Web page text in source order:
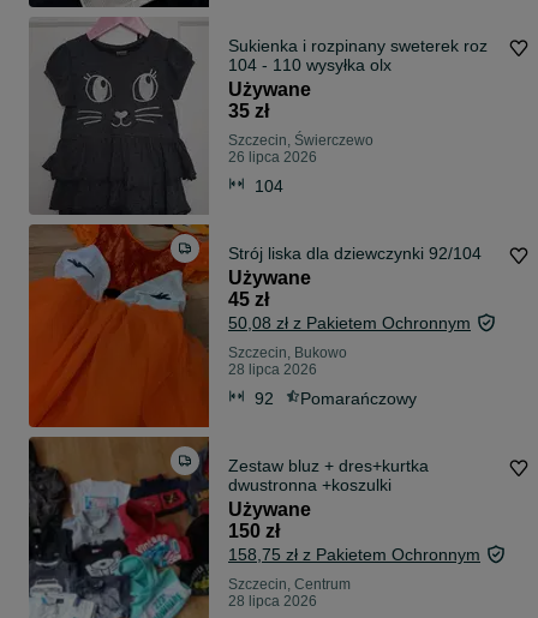
Sukienka i rozpinany sweterek roz
104 - 110 wysyłka olx
Używane
35 zł
Szczecin, Świerczewo
26 lipca 2026
104
Strój liska dla dziewczynki 92/104
Używane
45 zł
50,08 zł z Pakietem Ochronnym
Szczecin, Bukowo
28 lipca 2026
92 Pomarańczowy
Zestaw bluz + dres+kurtka
dwustronna +koszulki
Używane
150 zł
158,75 zł z Pakietem Ochronnym
Szczecin, Centrum
28 lipca 2026